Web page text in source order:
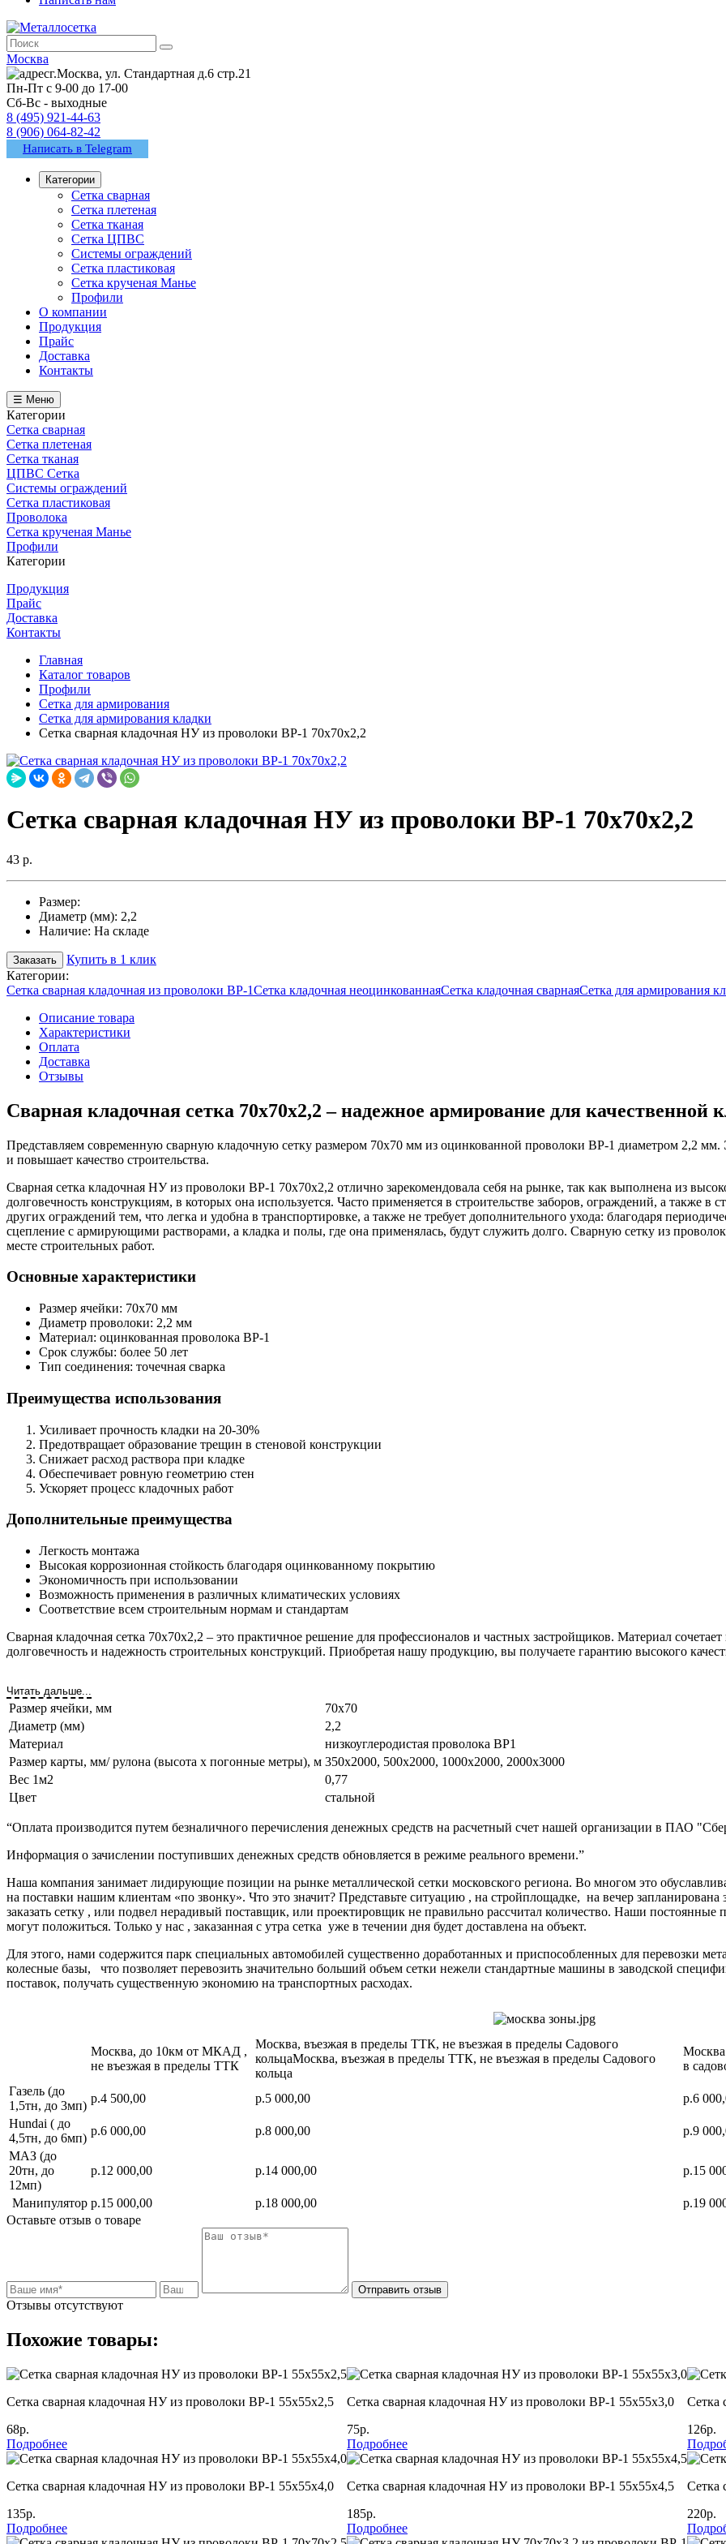
Москва
г.Москва, ул. Стандартная д.6 стр.21
Пн-Пт с 9-00 до 17-00
Сб-Вс - выходные
8 (495) 921-44-63
8 (906) 064-82-42
Написать в Telegram
Категории
Сетка сварная
Сетка плетеная
Сетка тканая
Сетка ЦПВС
Системы ограждений
Сетка пластиковая
Сетка крученая Манье
Профили
О компании
Продукция
Прайс
Доставка
Контакты
☰ Меню
Категории
Сетка сварная
Сетка плетеная
Сетка тканая
ЦПВС Сетка
Системы ограждений
Сетка пластиковая
Проволока
Сетка крученая Манье
Профили
Категории
Продукция
Прайс
Доставка
Контакты
Главная
Каталог товаров
Профили
Сетка для армирования
Сетка для армирования кладки
Сетка сварная кладочная НУ из проволоки ВР-1 70х70х2,2
Сетка сварная кладочная НУ из проволоки ВР-1 70х70х2,2
43 р.
Размер:
Диаметр (мм): 2,2
Наличие: На складе
Заказать
Купить в 1 клик
Категории:
Сетка сварная кладочная из проволоки ВР-1Сетка кладочная неоцинкованнаяСетка кладочная сварнаяСетка для армирования
Описание товара
Характеристики
Оплата
Доставка
Отзывы
Сварная кладочная сетка 70х70х2,2 – надежное армирование для качественной
Представляем современную сварную кладочную сетку размером 70х70 мм из оцинкованной проволоки ВР-1 диаметром 2,2 мм.
и повышает качество строительства.
Сварная сетка кладочная НУ из проволоки ВР-1 70х70х2,2 отлично зарекомендовала себя на рынке, так как выполнена из
долговечность конструкциям, в которых она используется. Часто применяется в строительстве заборов, ограждений, а также
других ограждений тем, что легка и удобна в транспортировке, а также не требует дополнительного ухода: благодаря
сцепление с армирующими растворами, а кладка и полы, где она применялась, будут служить долго. Сварную сетку из
месте строительных работ.
Основные характеристики
Размер ячейки: 70х70 мм
Диаметр проволоки: 2,2 мм
Материал: оцинкованная проволока ВР-1
Срок службы: более 50 лет
Тип соединения: точечная сварка
Преимущества использования
Усиливает прочность кладки на 20-30%
Предотвращает образование трещин в стеновой конструкции
Снижает расход раствора при кладке
Обеспечивает ровную геометрию стен
Ускоряет процесс кладочных работ
Дополнительные преимущества
Легкость монтажа
Высокая коррозионная стойкость благодаря оцинкованному покрытию
Экономичность при использовании
Возможность применения в различных климатических условиях
Соответствие всем строительным нормам и стандартам
Сварная кладочная сетка 70х70х2,2 – это практичное решение для профессионалов и частных застройщиков. Материал
долговечность и надежность строительных конструкций. Приобретая нашу продукцию, вы получаете гарантию высокого
Читать дальше...
Размер ячейки, мм
70х70
Диаметр (мм)
2,2
Материал
низкоуглеродистая проволока ВР1
Размер карты, мм/ рулона (высота х погонные метры), м 350х2000, 500х2000, 1000х2000, 2000х3000
Вес 1м2
0,77
Цвет
стальной
“Оплата производится путем безналичного перечисления денежных средств на расчетный счет нашей организации в ПАО
Информация о зачислении поступивших денежных средств обновляется в режиме реального времени.”
Наша компания занимает лидирующие позиции на рынке металлической сетки московского региона. Во многом это
на поставки нашим клиентам «по звонку». Что это значит? Представьте ситуацию , на стройплощадке, на вечер
заказать сетку , или подвел нерадивый поставщик, или проектировщик не правильно рассчитал количество. Наши
могут положиться. Только у нас , заказанная с утра сетка уже в течении дня будет доставлена на объект.
Для этого, нами содержится парк специальных автомобилей существенно доработанных и приспособленных для перевозки
колесные базы, что позволяет перевозить значительно больший объем сетки нежели стандартные машины в заводской
поставок, получать существенную экономию на транспортных расходах.
Москва, до 10км от МКАД ,
не въезжая в пределы ТТК
Москва, въезжая в пределы ТТК, не въезжая в пределы Садового
кольцаМосква, въезжая в пределы ТТК, не въезжая в пределы Садового
кольца
Москва
в
Газель (до
1,5тн, до 3мп)
р.4 500,00 р.5 000,00 р.6
Hundai ( до
4,5тн, до 6мп)
р.6 000,00 р.8 000,00 р.9
МАЗ (до
20тн, до
12мп)
р.12 000,00 р.14 000,00 р.15
Манипулятор р.15 000,00 р.18 000,00 р.19
Оставьте отзыв о товаре
Отправить отзыв
Отзывы отсутствуют
Похожие товары:
Сетка сварная кладочная НУ из проволоки ВР-1 55х55х2,5
68р.
Подробнее
Сетка сварная кладочная НУ из проволоки ВР-1 55х55х3,0
75р.
Подробнее
Сетка
126р.
Сетка сварная кладочная НУ из проволоки ВР-1 55х55х4,0
135р.
Подробнее
Сетка сварная кладочная НУ из проволоки ВР-1 55х55х4,5
185р.
Подробнее
Сетка
220р.